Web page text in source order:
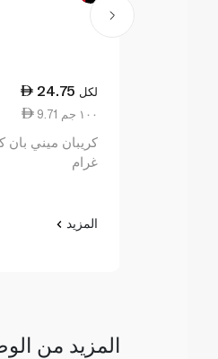
24.75 لكل
9.71 ١٠٠ جم
غرام
المزيد
المزيد من